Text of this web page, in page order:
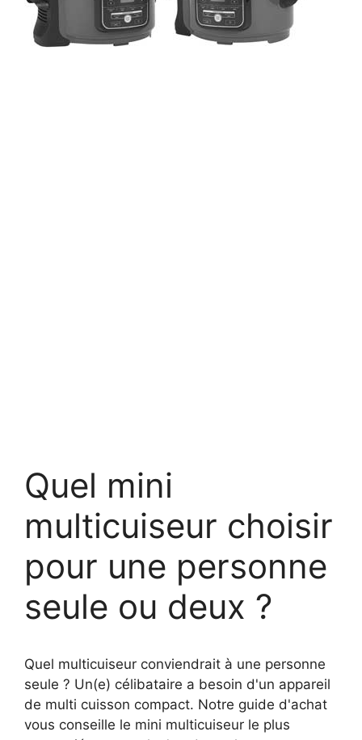
Quel mini
multicuiseur choisir
pour une personne
seule ou deux ?
Quel multicuiseur conviendrait à une personne
seule ? Un(e) célibataire a besoin d'un appareil
de multi cuisson compact. Notre guide d'achat
vous conseille le mini multicuiseur le plus